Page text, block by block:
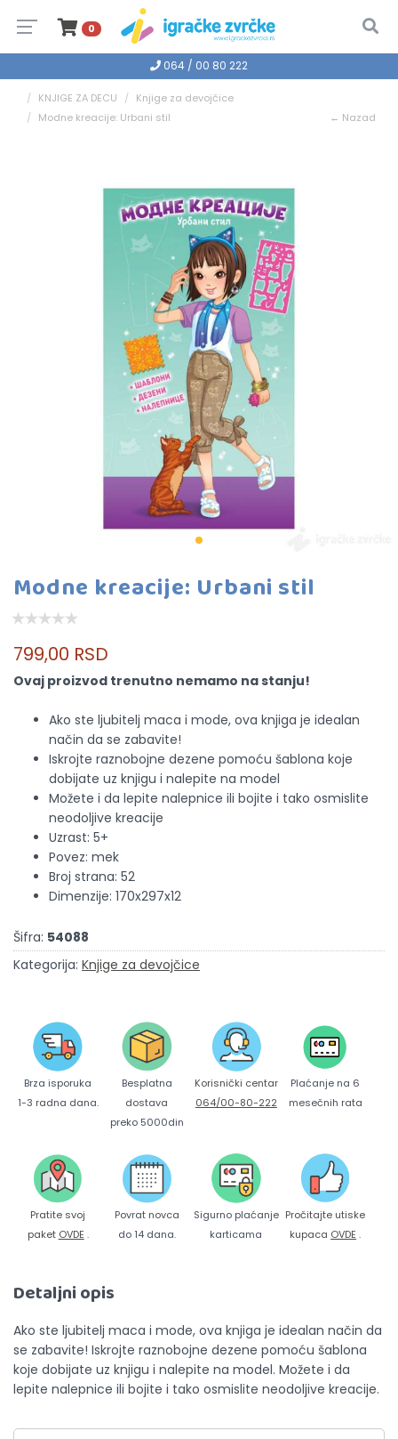
0
064 / 00 80 222
KNJIGE ZA DECU
Knjige za devojčice
Modne kreacije: Urbani stil
← Nazad
Modne kreacije: Urbani stil
799,00 RSD
Ovaj proizvod trenutno nemamo na stanju!
Ako ste ljubitelj maca i mode, ova knjiga je idealan
način da se zabavite!
Iskrojte raznobojne dezene pomoću šablona koje
dobijate uz knjigu i nalepite na model
Možete i da lepite nalepnice ili bojite i tako osmislite
neodoljive kreacije
Uzrast: 5+
Povez: mek
Broj strana: 52
Dimenzije: 170x297x12
Šifra: 54088
Kategorija: Knjige za devojčice
Brza isporuka
1-3 radna dana.
Besplatna
dostava
preko 5000din
Korisnički centar
064/00-80-222
Plaćanje na 6
mesečnih rata
Pratite svoj
paket OVDE .
Povrat novca
do 14 dana.
Sigurno plaćanje
karticama
Pročitajte utiske
kupaca OVDE .
Detaljni opis
Ako ste ljubitelj maca i mode, ova knjiga je idealan način da
se zabavite! Iskrojte raznobojne dezene pomoću šablona
koje dobijate uz knjigu i nalepite na model. Možete i da
lepite nalepnice ili bojite i tako osmislite neodoljive kreacije.